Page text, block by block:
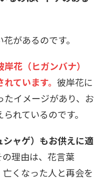
があるのです。
花（ヒガンバナ）
ています。 彼岸花に
イメージがあり、お
れているのです。
シャゲ）もお供えに適
の理由は、花言葉
くなった人と再会を